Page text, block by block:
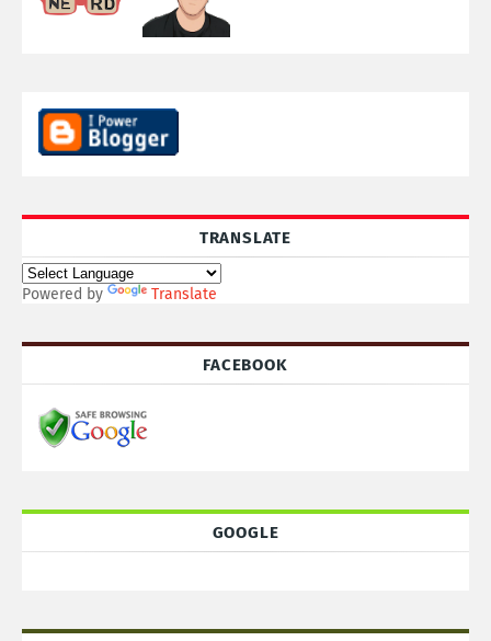
TRANSLATE
Powered by Translate
FACEBOOK
GOOGLE